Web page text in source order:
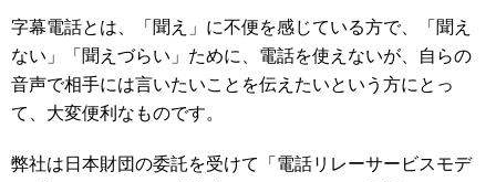
字幕電話とは、「聞え」に不便を感じている方で、「聞え
ない」「聞えづらい」ために、電話を使えないが、自らの
音声で相手には言いたいことを伝えたいという方にとっ
て、大変便利なものです。
弊社は日本財団の委託を受けて「電話リレーサービスモデ